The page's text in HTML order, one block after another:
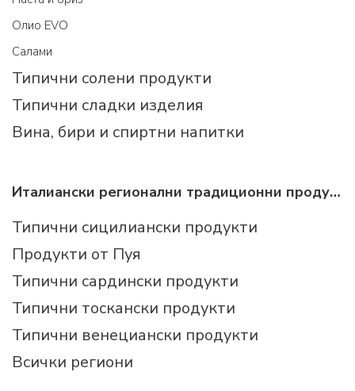
Олио EVO
Салами
Типични солени продукти
Типични сладки изделия
Вина, бири и спиртни напитки
Италиански регионални традиционни продукти
Типични сицилиански продукти
Продукти от Пуя
Типични сардински продукти
Типични тоскански продукти
Типични венециански продукти
Всички региони